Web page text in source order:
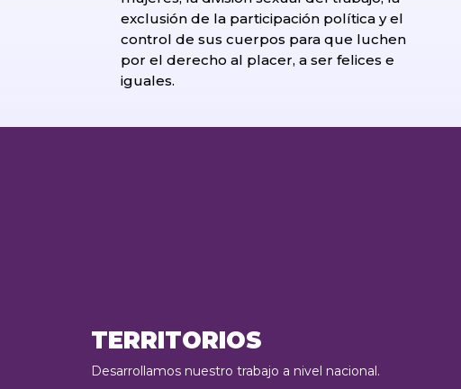
exclusión de la participación política y el
control de sus cuerpos para que luchen
por el derecho al placer, a ser felices e
iguales.
TERRITORIOS
Desarrollamos nuestro trabajo a nivel nacional.